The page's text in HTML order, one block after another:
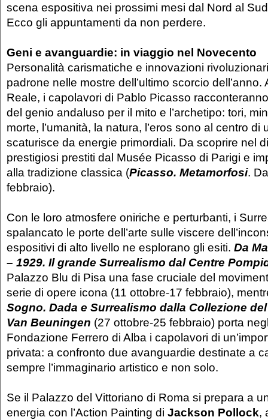
scena espositiva nei prossimi mesi dal Nord al
Ecco gli appuntamenti da non perdere.
Geni e avanguardie: in viaggio nel Novecento
Personalità carismatiche e innovazioni
padrone nelle mostre dell’ultimo scorcio dell’anno.
Reale, i capolavori di Pablo Picasso
del genio andaluso per il mito e l’archetipo: tori,
morte, l’umanità, la natura, l’eros sono al centro di
scaturisce da energie primordiali. Da scoprire nel
prestigiosi prestiti dal Musée Picasso di Parigi e
alla tradizione classica (Picasso. Metamorfosi.
febbraio).
Con le loro atmosfere oniriche e perturbanti, i
spalancato le porte dell’arte sulle viscere
espositivi di alto livello ne esplorano gli esiti. Da
– 1929. Il grande Surrealismo dal Centre
Palazzo Blu di Pisa una fase cruciale del
serie di opere icona (11 ottobre-17 febbraio),
Sogno. Dada e Surrealismo dalla Collezione
Van Beuningen (27 ottobre-25 febbraio) porta
Fondazione Ferrero di Alba i capolavori di
privata: a confronto due avanguardie destinate a
sempre l’immaginario artistico e non solo.
Se il Palazzo del Vittoriano di Roma si prepara a
energia con l’Action Painting di Jackson Pollock,